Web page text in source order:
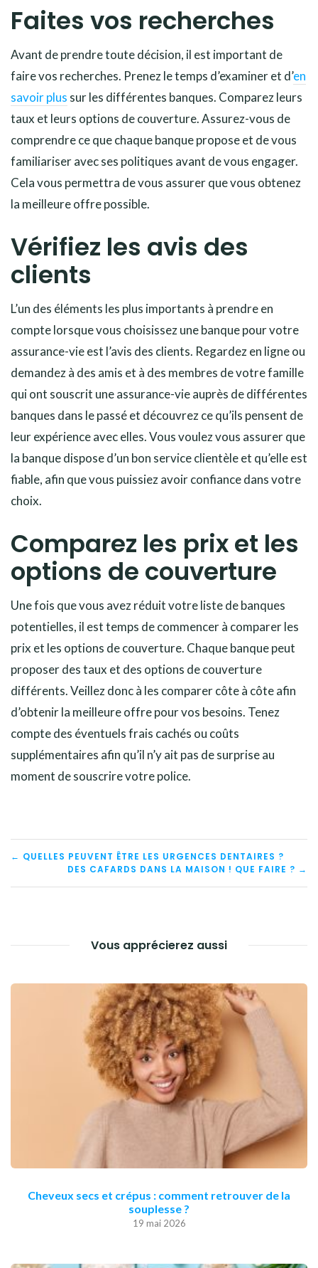
Faites vos recherches
Avant de prendre toute décision, il est important de
faire vos recherches. Prenez le temps d’examiner et d’en
savoir plus sur les différentes banques. Comparez leurs
taux et leurs options de couverture. Assurez-vous de
comprendre ce que chaque banque propose et de vous
familiariser avec ses politiques avant de vous engager.
Cela vous permettra de vous assurer que vous obtenez
la meilleure offre possible.
Vérifiez les avis des
clients
L’un des éléments les plus importants à prendre en
compte lorsque vous choisissez une banque pour votre
assurance-vie est l’avis des clients. Regardez en ligne ou
demandez à des amis et à des membres de votre famille
qui ont souscrit une assurance-vie auprès de différentes
banques dans le passé et découvrez ce qu’ils pensent de
leur expérience avec elles. Vous voulez vous assurer que
la banque dispose d’un bon service clientèle et qu’elle est
fiable, afin que vous puissiez avoir confiance dans votre
choix.
Comparez les prix et les
options de couverture
Une fois que vous avez réduit votre liste de banques
potentielles, il est temps de commencer à comparer les
prix et les options de couverture. Chaque banque peut
proposer des taux et des options de couverture
différents. Veillez donc à les comparer côte à côte afin
d’obtenir la meilleure offre pour vos besoins. Tenez
compte des éventuels frais cachés ou coûts
supplémentaires afin qu’il n’y ait pas de surprise au
moment de souscrire votre police.
NAVIGATION
DE
← QUELLES PEUVENT ÊTRE LES URGENCES DENTAIRES ?
DES CAFARDS DANS LA MAISON ! QUE FAIRE ? →
Vous apprécierez aussi
Cheveux secs et crépus : comment retrouver de la
souplesse ?
19 mai 2026